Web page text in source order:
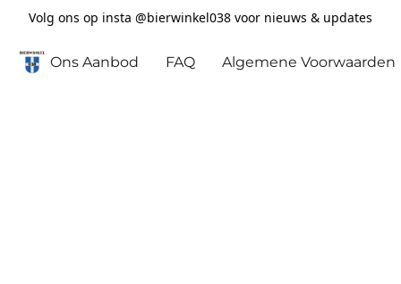
Volg ons op insta @bierwinkel038 voor nieuws & updates
Ons Aanbod FAQ Algemene Voorwaarden